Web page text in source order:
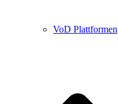
VoD Plattformen